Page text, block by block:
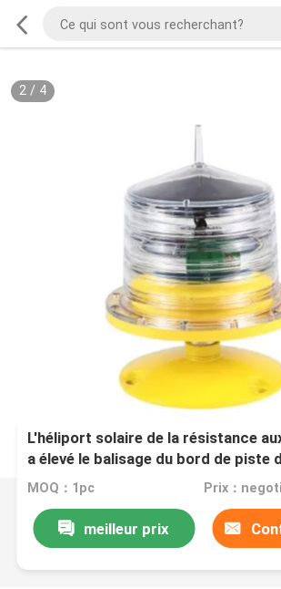
2/ 4
L'héliport solaire de la résistance
a élevé le balisage du bord de piste
roulement
MOQ：1pc Prix：
meilleur prix